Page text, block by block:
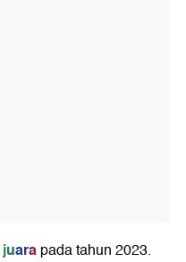
juarapada tahun 2023.